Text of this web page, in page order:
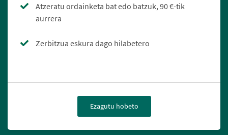
Atzeratu ordainketa bat edo batzuk, 90 €-tik
aurrera
Zerbitzua eskura dago hilabetero
Ezagutu hobeto